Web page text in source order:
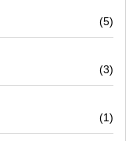
(5)
(3)
(1)